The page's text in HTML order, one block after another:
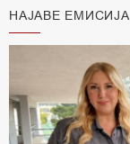
НАЈАВЕ ЕМИСИЈА